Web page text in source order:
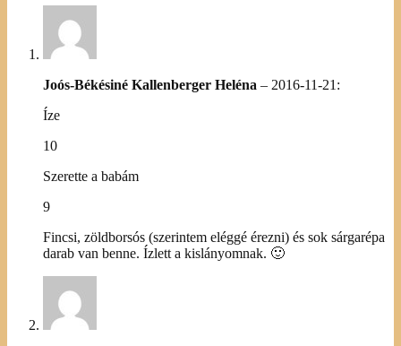
Joós-Békésiné Kallenberger Heléna – 2016-11-21 :
Íze
10
Szerette a babám
9
Fincsi, zöldborsós (szerintem eléggé érezni) és sok sárgarépa
darab van benne. Ízlett a kislányomnak. 🙂